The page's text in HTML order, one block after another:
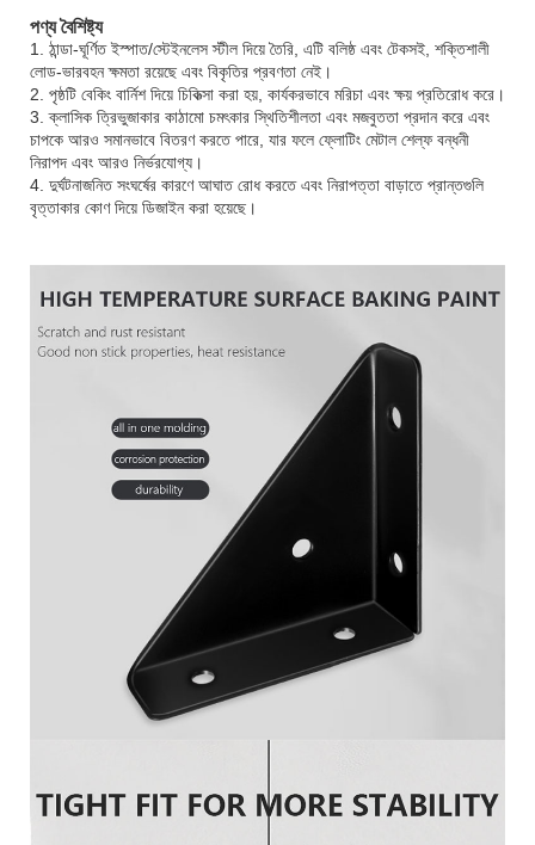
পণ্য বৈশিষ্ট্য
1. ঠান্ডা-ঘূর্ণিত ইস্পাত/স্টেইনলেস স্টীল দিয়ে তৈরি, এটি বলিষ্ঠ এবং টেকসই, শক্তিশালী
লোড-ভারবহন ক্ষমতা রয়েছে এবং বিকৃতির প্রবণতা নেই।
2. পৃষ্ঠটি বেকিং বার্নিশ দিয়ে চিকিত্সা করা হয়, কার্যকরভাবে মরিচা এবং ক্ষয় প্রতিরোধ করে।
3. ক্লাসিক ত্রিভুজাকার কাঠামো চমৎকার স্থিতিশীলতা এবং মজবুততা প্রদান করে এবং
চাপকে আরও সমানভাবে বিতরণ করতে পারে, যার ফলে ফ্লোটিং মেটাল শেল্ফ বন্ধনী
নিরাপদ এবং আরও নির্ভরযোগ্য।
4. দুর্ঘটনাজনিত সংঘর্ষের কারণে আঘাত রোধ করতে এবং নিরাপত্তা বাড়াতে প্রান্তগুলি
বৃত্তাকার কোণ দিয়ে ডিজাইন করা হয়েছে।